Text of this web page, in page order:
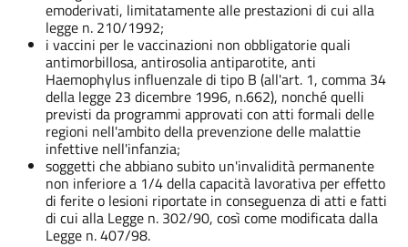
emoderivati, limitatamente alle prestazioni di cui alla
legge n. 210/1992;
i vaccini per le vaccinazioni non obbligatorie quali
antimorbillosa, antirosolia antiparotite, anti
Haemophylus influenzale di tipo B (all'art. 1, comma 34
della legge 23 dicembre 1996, n.662), nonché quelli
previsti da programmi approvati con atti formali delle
regioni nell'ambito della prevenzione delle malattie
infettive nell'infanzia;
soggetti che abbiano subito un'invalidità permanente
non inferiore a 1/4 della capacità lavorativa per effetto
di ferite o lesioni riportate in conseguenza di atti e fatti
di cui alla Legge n. 302/90, così come modificata dalla
Legge n. 407/98.